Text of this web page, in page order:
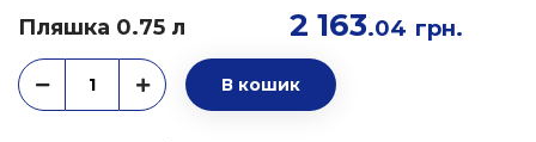
Пляшка 0.75 л 2 163.04 грн.
В кошик